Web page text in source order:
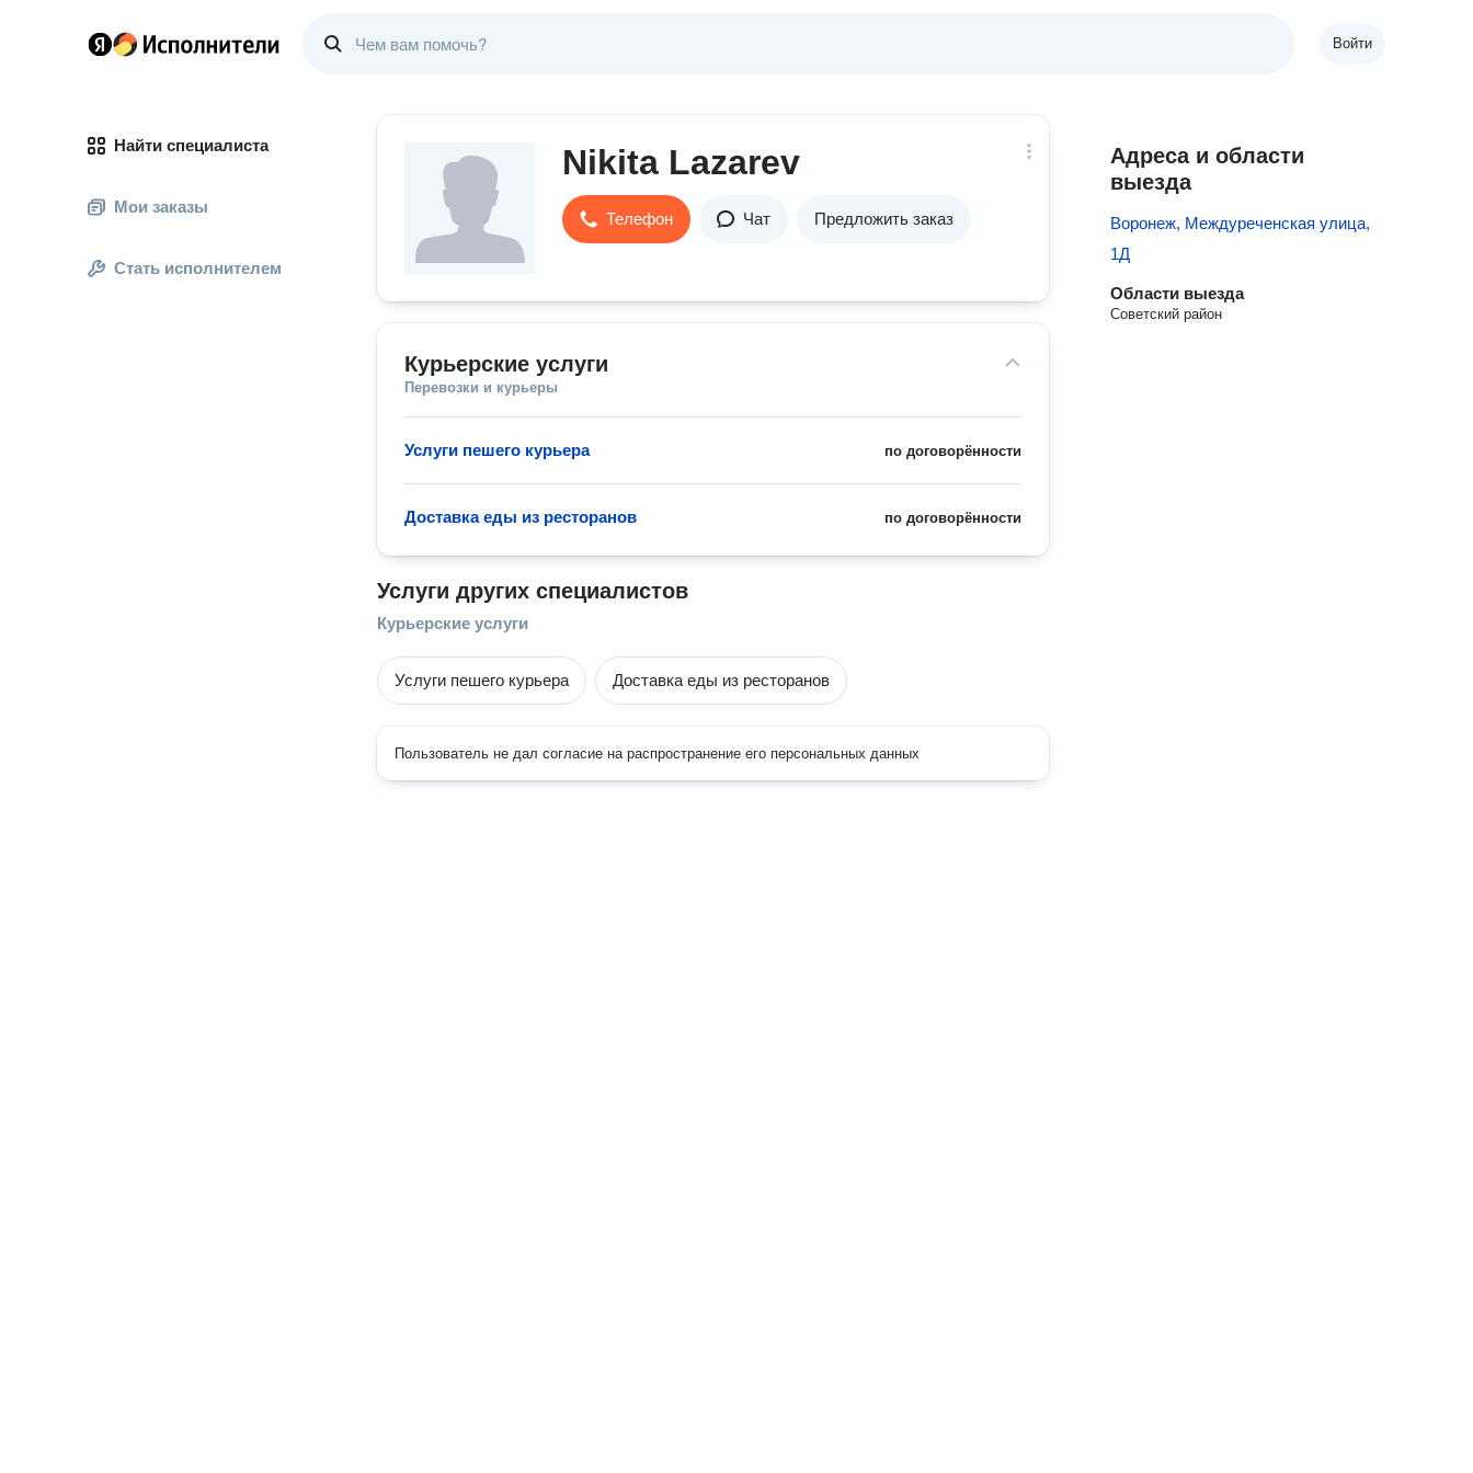
Войти
Найти специалиста
Мои заказы
Стать исполнителем
Nikita Lazarev
Телефон Чат Предложить заказ
Курьерские услуги
Перевозки и курьеры
по договорённости
Услуги пешего курьера
по договорённости
Доставка еды из ресторанов
Услуги других специалистов
Курьерские услуги
Услуги пешего курьера Доставка еды из ресторанов
Пользователь не дал согласие на распространение его персональных данных
Адреса и области
выезда
Воронеж, Междуреченская улица,
1Д
Области выезда
Советский район